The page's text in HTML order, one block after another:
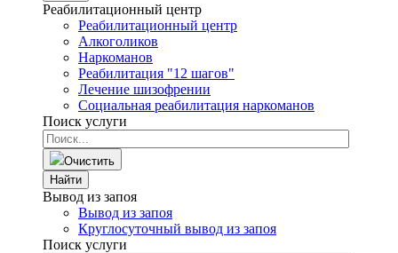
Реабилитационный центр
Реабилитационный центр
Алкоголиков
Наркоманов
Реабилитация "12 шагов"
Лечение шизофрении
Социальная реабилитация наркоманов
Поиск услуги
Очистить
Найти
Вывод из запоя
Вывод из запоя
Круглосуточный вывод из запоя
Поиск услуги